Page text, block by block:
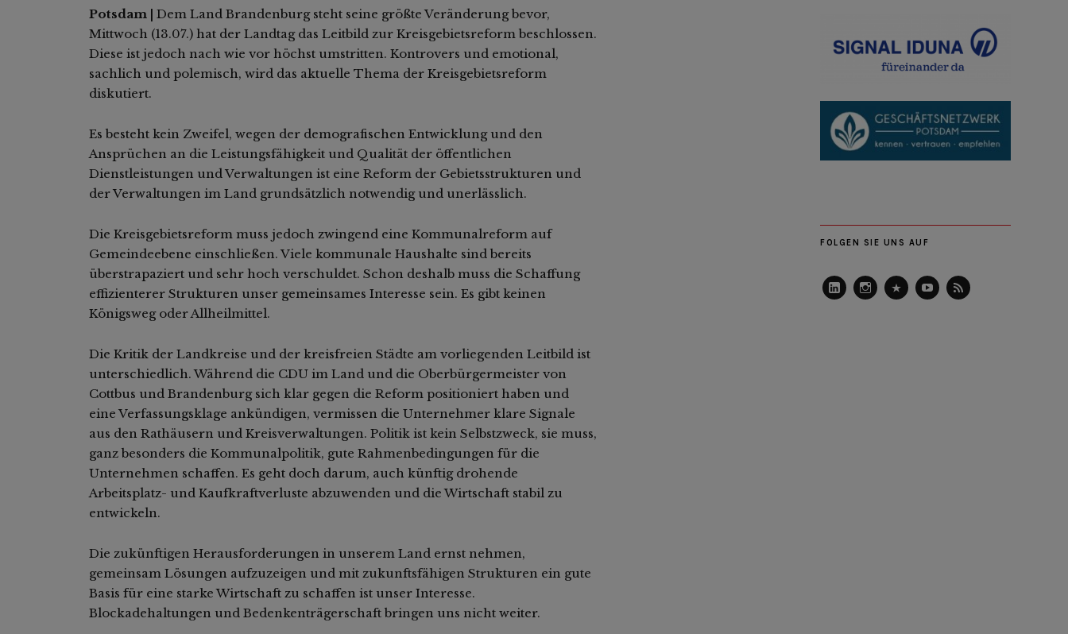
Potsdam | Dem Land Brandenburg steht seine größte Veränderung bevor,
Mittwoch (13.07.) hat der Landtag das Leitbild zur Kreisgebietsreform beschlossen.
Diese ist jedoch nach wie vor höchst umstritten. Kontrovers und emotional,
sachlich und polemisch, wird das aktuelle Thema der Kreisgebietsreform
diskutiert.
Es besteht kein Zweifel, wegen der demografischen Entwicklung und den
Ansprüchen an die Leistungsfähigkeit und Qualität der öffentlichen
Dienstleistungen und Verwaltungen ist eine Reform der Gebietsstrukturen und
der Verwaltungen im Land grundsätzlich notwendig und unerlässlich.
Die Kreisgebietsreform muss jedoch zwingend eine Kommunalreform auf
Gemeindeebene einschließen. Viele kommunale Haushalte sind bereits
überstrapaziert und sehr hoch verschuldet. Schon deshalb muss die Schaffung
effizienterer Strukturen unser gemeinsames Interesse sein. Es gibt keinen
Königsweg oder Allheilmittel.
Die Kritik der Landkreise und der kreisfreien Städte am vorliegenden Leitbild ist
unterschiedlich. Während die CDU im Land und die Oberbürgermeister von
Cottbus und Brandenburg sich klar gegen die Reform positioniert haben und
eine Verfassungsklage ankündigen, vermissen die Unternehmer klare Signale
aus den Rathäusern und Kreisverwaltungen. Politik ist kein Selbstzweck, sie muss,
ganz besonders die Kommunalpolitik, gute Rahmenbedingungen für die
Unternehmen schaffen. Es geht doch darum, auch künftig drohende
Arbeitsplatz- und Kaufkraftverluste abzuwenden und die Wirtschaft stabil zu
entwickeln.
Die zukünftigen Herausforderungen in unserem Land ernst nehmen,
gemeinsam Lösungen aufzuzeigen und mit zukunftsfähigen Strukturen ein gute
Basis für eine starke Wirtschaft zu schaffen ist unser Interesse.
Blockadehaltungen und Bedenkenträgerschaft bringen uns nicht weiter.
FOLGEN SIE UNS AUF